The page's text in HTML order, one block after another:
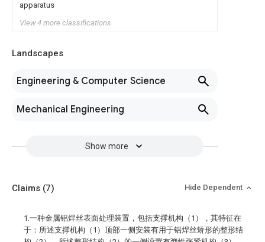
apparatus
View 4 more classifications
Landscapes
Engineering & Computer Science
Mechanical Engineering
Show more
Claims (7) Hide Dependent
1.一种金属铝焊丝表面处理装置，包括支撑机构（1），其特征在
于：所述支撑机构（1）顶部一侧安装有用于铝焊丝矫形的整形结